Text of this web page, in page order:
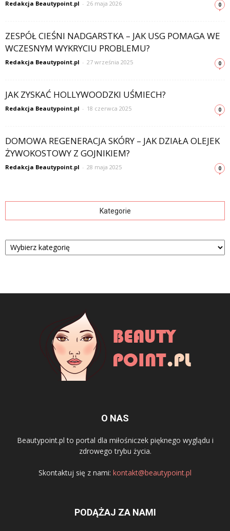
Redakcja Beautypoint.pl - 26 maja 2026 0
ZESPÓŁ CIEŚNI NADGARSTKA – JAK USG POMAGA WE
WCZESNYM WYKRYCIU PROBLEMU?
Redakcja Beautypoint.pl - 27 września 2025 0
JAK ZYSKAĆ HOLLYWOODZKI UŚMIECH?
Redakcja Beautypoint.pl - 18 czerwca 2025 0
DOMOWA REGENERACJA SKÓRY – JAK DZIAŁA OLEJEK
ŻYWOKOSTOWY Z GOJNIKIEM?
Redakcja Beautypoint.pl - 28 maja 2025 0
Kategorie
Kategorie
O NAS
Beautypoint.pl to portal dla miłośniczek pięknego wyglądu i
zdrowego trybu życia.
Skontaktuj się z nami: kontakt@beautypoint.pl
PODĄŻAJ ZA NAMI